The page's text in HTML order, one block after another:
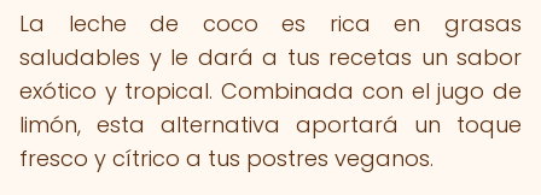
La leche de coco es rica en grasas
saludables y le dará a tus recetas un sabor
exótico y tropical. Combinada con el jugo de
limón, esta alternativa aportará un toque
fresco y cítrico a tus postres veganos.